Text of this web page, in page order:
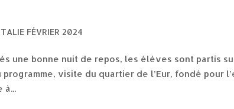
FÉVRIER 2024
une bonne nuit de repos, les élèves sont partis
programme, visite du quartier de l’Eur, fondé pour
à...